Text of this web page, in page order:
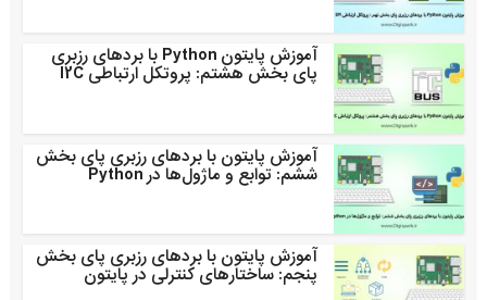
آموزش پایتون Python با بردهای رزبری
پای بخش هشتم: پروتکل ارتباطی I2C
آموزش پایتون با بردهای رزبری پای بخش
ششم: توابع و ماژول‌ها در Python
آموزش پایتون با بردهای رزبری پای بخش
پنجم: ساختارهای کنترلی در پایتون